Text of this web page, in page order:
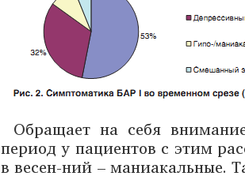
Обращает на себя
период у пациентов с этим
в весен-ний – маниакальные.